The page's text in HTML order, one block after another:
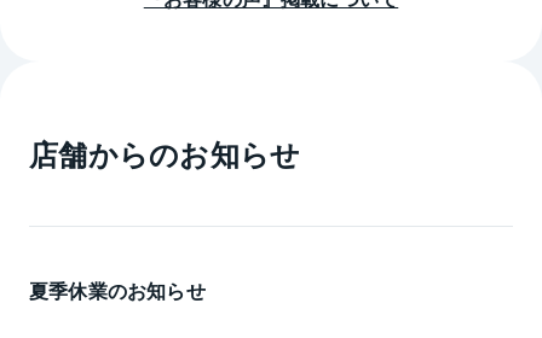
店舗からのお知らせ
夏季休業のお知らせ